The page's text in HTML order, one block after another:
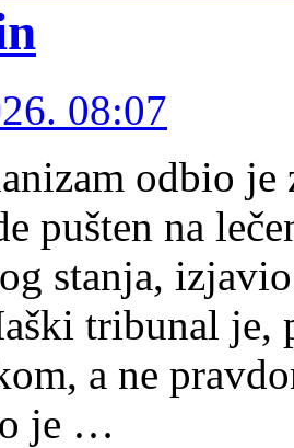
08:07
odbio je
pušten na
stanja,
tribunal je,
a ne
je …